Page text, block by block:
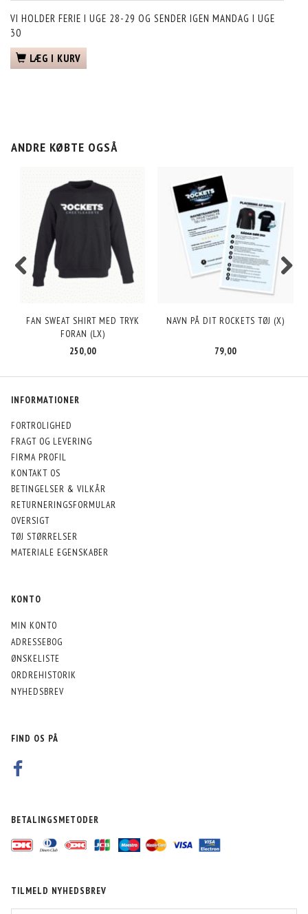
VI HOLDER FERIE I UGE 28-29 OG SENDER IGEN MANDAG I UGE
30
LÆG I KURV
ANDRE KØBTE OGSÅ
FAN SWEAT SHIRT MED TRYK
FORAN (LX)
250,00
NAVN PÅ DIT ROCKETS TØJ (X)
79,00
INFORMATIONER
FORTROLIGHED
FRAGT OG LEVERING
FIRMA PROFIL
KONTAKT OS
BETINGELSER & VILKÅR
RETURNERINGSFORMULAR
OVERSIGT
TØJ STØRRELSER
MATERIALE EGENSKABER
KONTO
MIN KONTO
ADRESSEBOG
ØNSKELISTE
ORDREHISTORIK
NYHEDSBREV
FIND OS PÅ
BETALINGSMETODER
TILMELD NYHEDSBREV